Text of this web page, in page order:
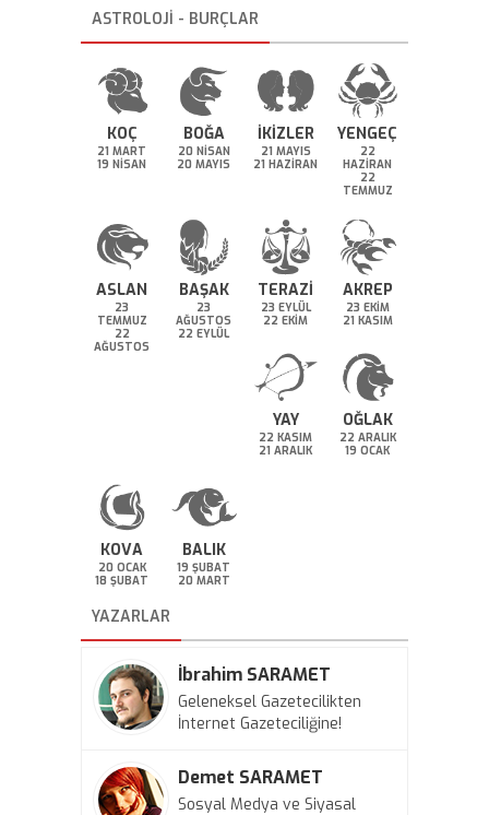
ASTROLOJİ - BURÇLAR
KOÇ
21 MART
19 NİSAN
BOĞA
20 NİSAN
20 MAYIS
İKİZLER
21 MAYIS
21 HAZİRAN
YENGEÇ
22
HAZİRAN
22
TEMMUZ
ASLAN
23
TEMMUZ
22
AĞUSTOS
BAŞAK
23
AĞUSTOS
22 EYLÜL
TERAZİ
23 EYLÜL
22 EKİM
AKREP
23 EKİM
21 KASIM
YAY
22 KASIM
21 ARALIK
OĞLAK
22 ARALIK
19 OCAK
KOVA
20 OCAK
18 ŞUBAT
BALIK
19 ŞUBAT
20 MART
YAZARLAR
İbrahim SARAMET
Geleneksel Gazetecilikten
İnternet Gazeteciliğine!
Demet SARAMET
Sosyal Medya ve Siyasal